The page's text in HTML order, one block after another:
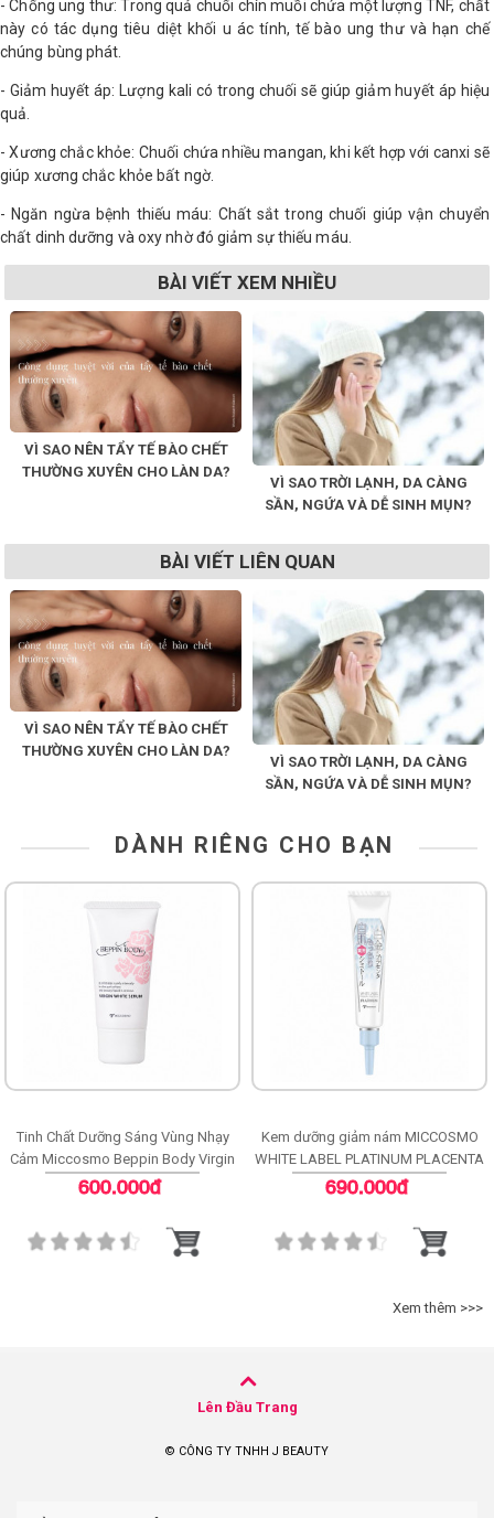
- Chống ung thư: Trong quả chuối chín muồi chứa một lượng TNF, chất
này có tác dụng tiêu diệt khối u ác tính, tế bào ung thư và hạn chế
chúng bùng phát.
- Giảm huyết áp: Lượng kali có trong chuối sẽ giúp giảm huyết áp hiệu
quả.
- Xương chắc khỏe: Chuối chứa nhiều mangan, khi kết hợp với canxi sẽ
giúp xương chắc khỏe bất ngờ.
- Ngăn ngừa bệnh thiếu máu: Chất sắt trong chuối giúp vận chuyển
chất dinh dưỡng và oxy nhờ đó giảm sự thiếu máu.
BÀI VIẾT XEM NHIỀU
VÌ SAO NÊN TẨY TẾ BÀO CHẾT
THƯỜNG XUYÊN CHO LÀN DA?
VÌ SAO TRỜI LẠNH, DA CÀNG
SẦN, NGỨA VÀ DỄ SINH MỤN?
BÀI VIẾT LIÊN QUAN
VÌ SAO NÊN TẨY TẾ BÀO CHẾT
THƯỜNG XUYÊN CHO LÀN DA?
VÌ SAO TRỜI LẠNH, DA CÀNG
SẦN, NGỨA VÀ DỄ SINH MỤN?
DÀNH RIÊNG CHO BẠN
Tinh Chất Dưỡng Sáng Vùng Nhạy
Cảm Miccosmo Beppin Body Virgin
White Serum
600.000đ
Kem dưỡng giảm nám MICCOSMO
WHITE LABEL PLATINUM PLACENTA
WHITENING CREAM
690.000đ
Xem thêm >>>
Lên Đầu Trang
© CÔNG TY TNHH J BEAUTY